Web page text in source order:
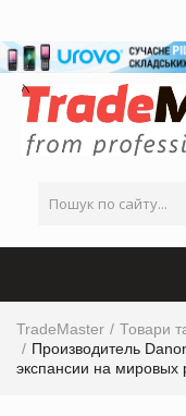
TradeMaster Товари
Производитель
экспансии на мировых